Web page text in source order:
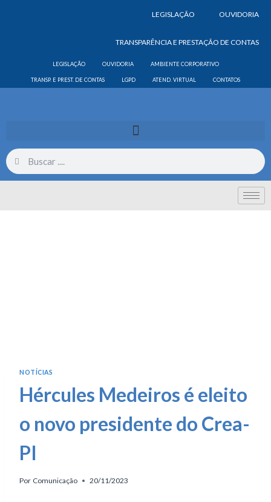
LEGISLAÇÃO OUVIDORIA
TRANSPARÊNCIA E PRESTAÇÃO DE CONTAS
LEGISLAÇÃO OUVIDORIA AMBIENTE CORPORATIVO
TRANSP. E PREST. DE CONTAS LGPD ATEND. VIRTUAL CONTATOS
NOTÍCIAS
Hércules Medeiros é eleito
o novo presidente do Crea-
PI
Por Comunicação 20/11/2023